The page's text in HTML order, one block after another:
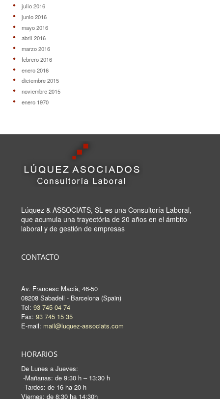
julio 2016
junio 2016
mayo 2016
abril 2016
marzo 2016
febrero 2016
enero 2016
diciembre 2015
noviembre 2015
enero 1970
Lúquez & ASSOCIATS, SL es una Consultoría Laboral,
que acumula una trayectória de 20 años en el ámbito
laboral y de gestión de empresas
CONTACTO
Av. Francesc Macià, 46-50
08208 Sabadell - Barcelona (Spain)
Tel: 93 745 04 74
Fax: 93 745 15 35
E-mail: mail@luquez-associats.com
HORARIOS
De Lunes a Jueves:
-Mañanas: de 9:30 h – 13:30 h
-Tardes: de 16 ha 20 h
Viernes: de 8:30 ha 14:30h